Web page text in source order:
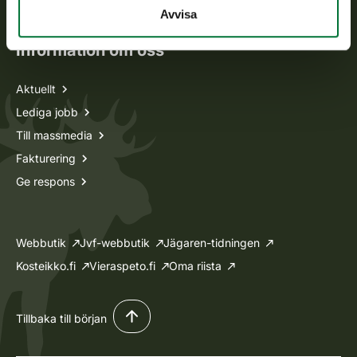
Avvisa
Information om oss
Aktuellt
Lediga jobb
Till massmedia
Fakturering
Ge respons
Webbutik Jvf-webbutik
Jägaren-tidningen
Kosteikko.fi
Vieraspeto.fi Oma riista
Tillbaka till början